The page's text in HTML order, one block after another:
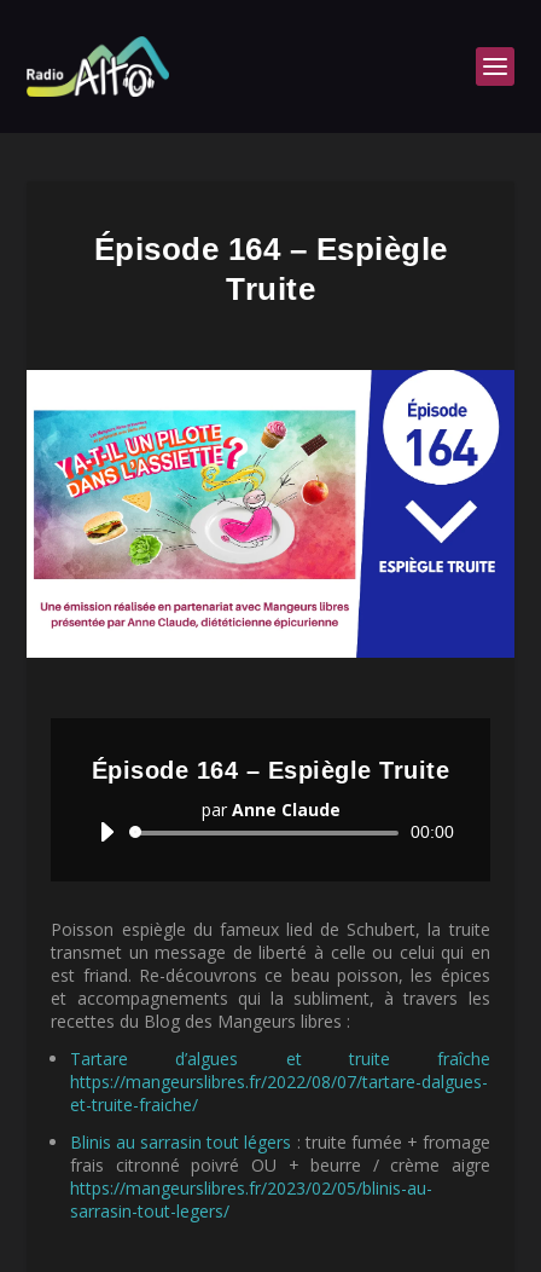
Épisode 164 – Espiègle
Truite
Épisode 164 – Espiègle Truite
par Anne Claude
Lecteur
00:00
Poisson espiègle du fameux lied de Schubert, la truite
transmet un message de liberté à celle ou celui qui en
est friand. Re-découvrons ce beau poisson, les épices
et accompagnements qui la subliment, à travers les
recettes du Blog des Mangeurs libres :
Tartare d’algues et truite fraîche
https://mangeurslibres.fr/2022/08/07/tartare-dalgues-
et-truite-fraiche/
Blinis au sarrasin tout légers : truite fumée + fromage
frais citronné poivré OU + beurre / crème aigre
https://mangeurslibres.fr/2023/02/05/blinis-au-
sarrasin-tout-legers/